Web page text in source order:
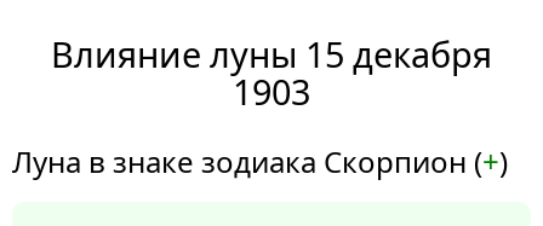
Влияние луны 15 декабря
1903
Луна в знаке зодиака Скорпион (+)